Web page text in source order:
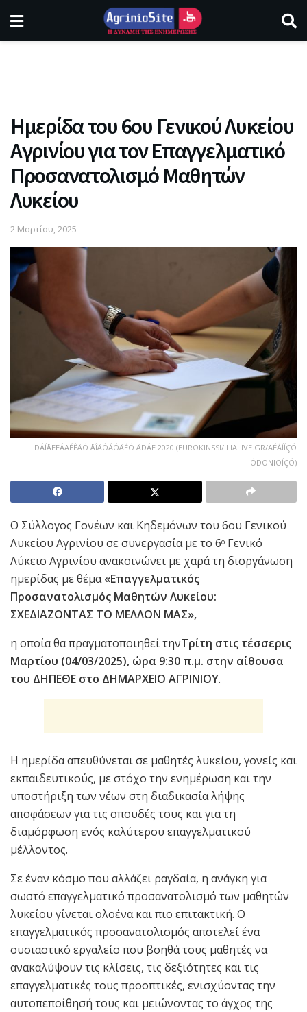
Ημερίδα του 6ου Γενικού Λυκείου
Αγρινίου για τον Επαγγελματικό
Προσανατολισμό Μαθητών
Λυκείου
2 Μαρτίου, 2025
ÐÁÍÅËËÁÄÉÊÅÓ ÅÎÅÔÁÓÅÉÓ ÅÐÁË 2020 (EUROKINSSI/ILIALIVE.GR/ÃÉÁÍÍÇÓ
ÓÐÕÑÏÕÍÇÓ)
Ο Σύλλογος Γονέων και Κηδεμόνων του 6ου Γενικού
Λυκείου Αγρινίου σε συνεργασία με το 6ο Γενικό
Λύκειο Αγρινίου ανακοινώνει με χαρά τη διοργάνωση
ημερίδας με θέμα«Επαγγελματικός
Προσανατολισμός Μαθητών Λυκείου:
ΣΧΕΔΙΑΖΟΝΤΑΣ ΤΟ ΜΕΛΛΟΝ ΜΑΣ»,
η οποία θα πραγματοποιηθεί τηνΤρίτη στις τέσσερις
Μαρτίου (04/03/2025), ώρα 9:30 π.μ. στην αίθουσα
του ΔΗΠΕΘΕ στο ΔΗΜΑΡΧΕΙΟ ΑΓΡΙΝΙΟΥ.
Η ημερίδα απευθύνεται σε μαθητές λυκείου, γονείς και
εκπαιδευτικούς, με στόχο την ενημέρωση και την
υποστήριξη των νέων στη διαδικασία λήψης
αποφάσεων για τις σπουδές τους και για τη
διαμόρφωση ενός καλύτερου επαγγελματικού
μέλλοντος.
Σε έναν κόσμο που αλλάζει ραγδαία, η ανάγκη για
σωστό επαγγελματικό προσανατολισμό των μαθητών
λυκείου γίνεται ολοένα και πιο επιτακτική. Ο
επαγγελματικός προσανατολισμός αποτελεί ένα
ουσιαστικό εργαλείο που βοηθά τους μαθητές να
ανακαλύψουν τις κλίσεις, τις δεξιότητες και τις
επαγγελματικές τους προοπτικές, ενισχύοντας την
αυτοπεποίθησή τους και μειώνοντας το άγχος της